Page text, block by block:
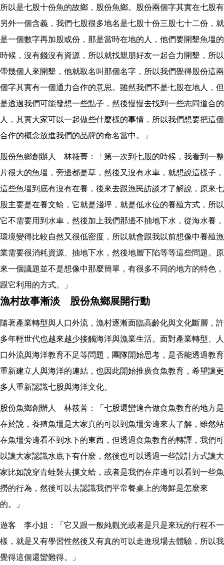
所以是七股十份魚的故鄉，股份魚鄉。股份兩個字其實在七股有
另外一個含義，我們七股很多地名是七股十份三股七十二份，就
是一個數字再加股或份，那是當時在地的人，他們要開墾魚塭的
時候，沒有錢沒有資源，所以就找親朋好友一起合力開墾，所以
帶幾個人來開墾，他就取名叫那個名字，所以我們覺得股份這兩
個字其實有一個通力合作的意思。雖然我們不是七股在地人，但
是透過我們可能發想一些點子，然後慢慢去找到一些志同道合的
人，其實大家可以一起做些什麼樣的事情，所以我們想要把這個
合作的概念放進我們的品牌的命名當中。」
股份魚鄉創辦人 林筱菁：「第一次到七股的時候，我看到一整
片很大的魚塭，旁邊都是草，然後又沒有水車，就想說這樣子，
這些魚塭到底有沒有在養，後來去跟漁民訪談才了解說，原來七
股主要是在養文蛤，它就是淺坪，就是低水位的養殖方式，所以
它不需要用到水車，然後加上我們那邊不抽地下水，從海水養，
環境變得比較自然又很低密度，所以就會跟我以前想像中養殖漁
業需要很消耗資源、抽地下水，然後地層下陷等等這些問題。原
來一個議題並不是想像中那麼簡單，有很多不同的地方的特色，
跟它利用的方式。」
漁村故事漸淡 股份魚鄉展開行動
隨著產業轉型與人口外流，漁村逐漸面臨高齡化與文化斷層，許
多年輕世代也越來越少接觸海洋與漁業生活。面對產業轉型、人
口外流與海洋教育不足等問題，團隊開始思考，是否能透過教育
重新建立人與海洋的連結，也因此開始推廣食魚教育，希望讓更
多人重新認識七股與海洋文化。
股份魚鄉創辦人 林筱菁：「七股還蠻適合做食魚教育的地方是
在於說，養殖魚塭是大家真的可以到魚塭旁邊來去了解，雖然站
在魚塭旁邊看不到水下的東西，但透過食魚教育的轉譯，我們可
以讓大家認識水底下有什麼，然後也可以透過一些設計方式讓大
家比如說穿青蛙裝去摸文蛤，或者是我們在岸邊可以看到一些魚
撈的行為，然後可以去認識我們平常餐桌上的海鮮是怎麼來
的。」
遊客 李小姐：「它又跟一般純觀光或者是只是來玩的行程不一
樣，就是又有學習性然後又有真的可以走進現場去體驗，所以我
覺得這個還蠻難得。」